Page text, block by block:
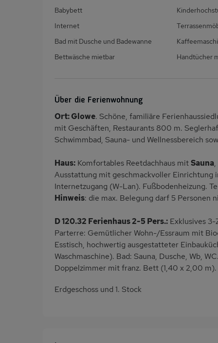
Babybett
Internet
Bad mit Dusche und Badewanne
Bettwäsche mietbar
Handtücher
Über die Ferienwohnung
Ort: Glowe. Schöne, familiäre
mit Geschäften, Restaurants 800 m.
Schwimmbad, Sauna- und Wellnessbereich
Haus: Komfortables Reetdachhaus mitSauna
Ausstattung mit geschmackvoller Einrichtung
Internetzugang (W-Lan). Fußbodenheizung.
Hinweis: die max. Belegung darf 5 Personen
D 120.32 Ferienhaus 2-5 Pers.: Exklusives
Parterre: Gemütlicher Wohn-/Essraum mit
Esstisch, hochwertig ausgestatteter
Waschmaschine). Bad: Sauna, Dusche, Wb,
Doppelzimmer mit franz. Bett (1,40 x 2,00 m).
Erdgeschoss und 1. Stock